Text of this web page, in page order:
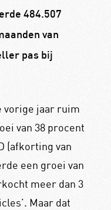
484.507
van
pas bij
vorige jaar ruim
van 38 procent
(afkorting van
een groei van
meer dan 3
Maar dat